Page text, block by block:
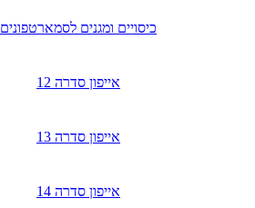
כיסויים ומגנים לסמארטפונים
אייפון סדרה 12
אייפון סדרה 13
אייפון סדרה 14